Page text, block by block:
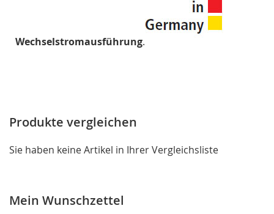
Wechselstromausführung.
Produkte vergleichen
Sie haben keine Artikel in Ihrer Vergleichsliste
Mein Wunschzettel